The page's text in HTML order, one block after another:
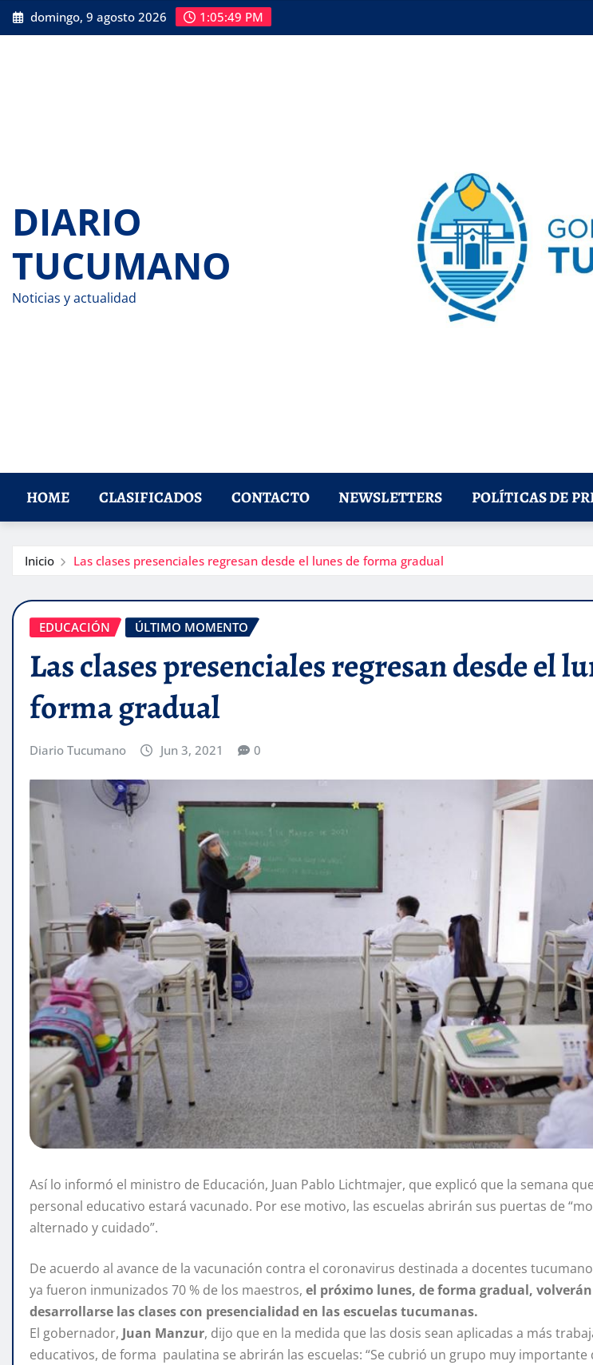
Saltar
al
domingo, 9 agosto 2026 1:05:50 PM
DIARIO
TUCUMANO
Noticias y actualidad
HOME CLASIFICADOS CONTACTO NEWSLETTERS POLÍTICAS DE
Inicio Las clases presenciales regresan desde el lunes de forma gradual
EDUCACIÓN ÚLTIMO MOMENTO
Las clases presenciales regresan desde el
forma gradual
Diario Tucumano Jun 3, 2021 0
Así lo informó el ministro de Educación, Juan Pablo Lichtmajer, que explicó que la semana
personal educativo estará vacunado. Por ese motivo, las escuelas abrirán sus puertas de
alternado y cuidado”.
De acuerdo al avance de la vacunación contra el coronavirus destinada a docentes
ya fueron inmunizados 70 % de los maestros, el próximo lunes, de forma gradual,
desarrollarse las clases con presencialidad en las escuelas tucumanas.
El gobernador, Juan Manzur, dijo que en la medida que las dosis sean aplicadas a más
educativos, de forma paulatina se abrirán las escuelas: “Se cubrió un grupo muy importante